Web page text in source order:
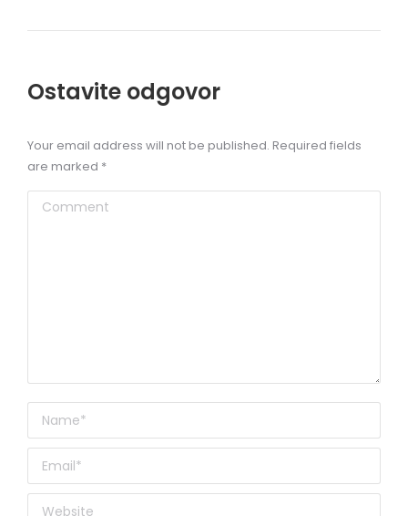
Ostavite odgovor
Your email address will not be published. Required fields
are marked *
Comment
Name *
Email *
Website